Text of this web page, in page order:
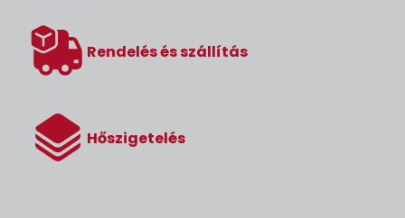
Rendelés és szállítás
Hőszigetelés